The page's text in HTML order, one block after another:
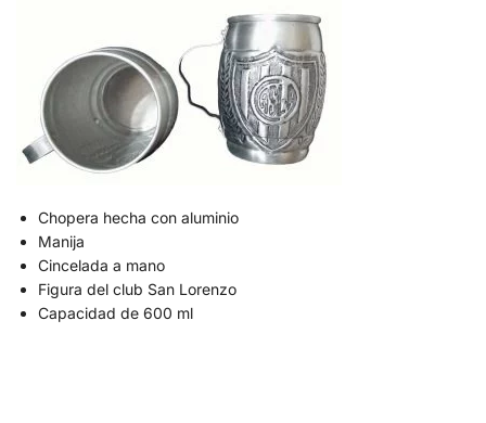
Chopera hecha con aluminio
Manija
Cincelada a mano
Figura del club San Lorenzo
Capacidad de 600 ml